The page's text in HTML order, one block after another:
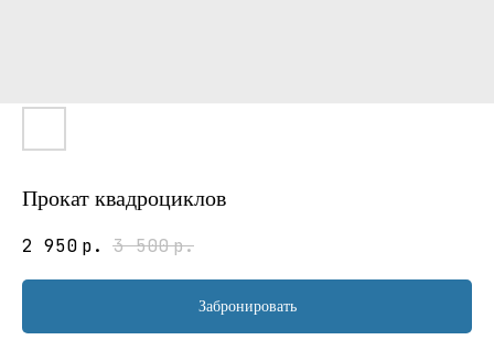
Прокат квадроциклов
2 950 р. 3 500р.
Забронировать